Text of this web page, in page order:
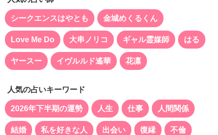
シークエンスはやとも 金城めくるくん
Love Me Do 大串ノリコ ギャル霊媒師 はる
ヤースー イヴルルド遙華 花凛
人気の占いキーワード
2026年下半期の運勢 人生 仕事 人間関係
結婚 私を好きな人 出会い 復縁 不倫